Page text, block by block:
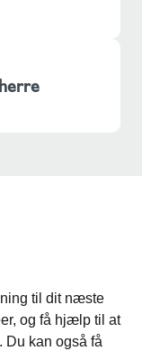
til dit næste
og få hjælp til at
kan også få